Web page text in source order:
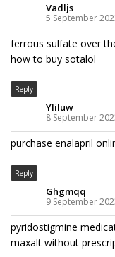
Vadljs
5 September
ferrous sulfate over
how to buy sotalol
Reply
Yliluw
8 September
purchase enalapril
Reply
Ghgmqq
9 September
pyridostigmine
maxalt without